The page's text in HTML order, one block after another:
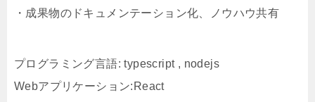
・成果物のドキュメンテーション化、ノウハウ共有
プログラミング言語: typescript , nodejs
Webアプリケーション:React